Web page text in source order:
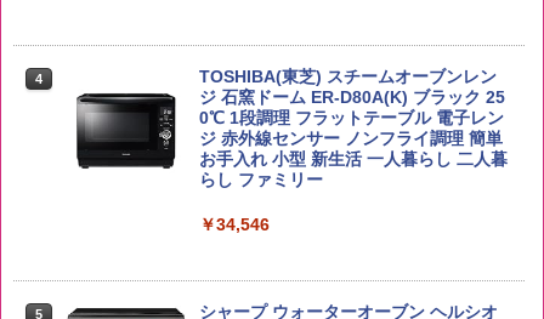
￥3,274
白州 Story of the Distillery 2026 化粧箱
入 700ml
￥20,000
5
カップヌードル カップヌードルPRO し
ょうゆ 高たんぱく&低糖質 さらに塩分控
えめ 75g×12個
￥3,103
4
TOSHIBA(東芝) スチームオーブンレン
ジ 石窯ドーム ER-D80A(K) ブラック 25
0℃ 1段調理 フラットテーブル 電子レン
ジ 赤外線センサー ノンフライ調理 簡単
お手入れ 小型 新生活 一人暮らし 二人暮
らし ファミリー
￥34,546
5 シャープ ウォーターオーブン ヘルシオ